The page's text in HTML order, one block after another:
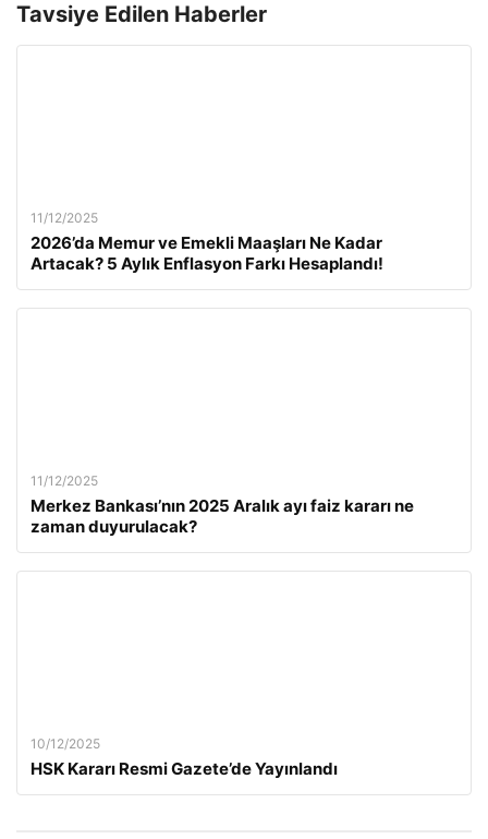
Tavsiye Edilen Haberler
11/12/2025
2026’da Memur ve Emekli Maaşları Ne Kadar
Artacak? 5 Aylık Enflasyon Farkı Hesaplandı!
11/12/2025
Merkez Bankası’nın 2025 Aralık ayı faiz kararı ne
zaman duyurulacak?
10/12/2025
HSK Kararı Resmi Gazete’de Yayınlandı